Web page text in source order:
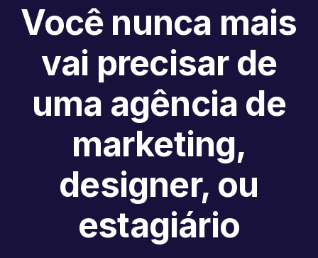
Você nunca mais
vai precisar de
uma agência de
marketing,
designer, ou
estagiário